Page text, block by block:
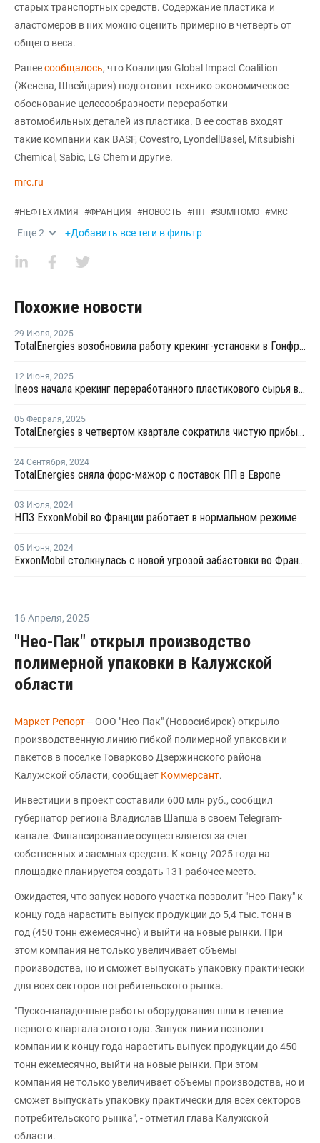
старых транспортных средств. Содержание пластика и
эластомеров в них можно оценить примерно в четверть от
общего веса.
Ранеесообщалось, что Коалиция Global Impact Coalition
(Женева, Швейцария) подготовит технико-экономическое
обоснование целесообразности переработки
автомобильных деталей из пластика. В ее состав входят
такие компании как BASF, Covestro, LyondellBasel, Mitsubishi
Chemical, Sabic, LG Chem и другие.
mrc.ru
#НЕФТЕХИМИЯ #ФРАНЦИЯ #НОВОСТЬ #ПП #SUMITOMO #MRC
Еще2 +Добавить все теги в фильтр
Похожие новости
29 Июля, 2025
TotalEnergies возобновила работу крекинг-установки в Гонфревиле
12 Июня, 2025
Ineos начала крекинг переработанного пластикового сырья во французской Лавере
05 Февраля, 2025
TotalEnergies в четвертом квартале сократила чистую прибыль на 22%
24 Сентября, 2024
TotalEnergies сняла форс-мажор с поставок ПП в Европе
03 Июля, 2024
НПЗ ExxonMobil во Франции работает в нормальном режиме
05 Июня, 2024
ExxonMobil столкнулась с новой угрозой забастовки во Франции
16 Апреля, 2025
"Нео-Пак" открыл производство
полимерной упаковки в Калужской
области
Маркет Репорт-- ООО "Нео-Пак" (Новосибирск) открыло
производственную линию гибкой полимерной упаковки и
пакетов в поселке Товарково Дзержинского района
Калужской области, сообщает Коммерсант.
Инвестиции в проект составили 600 млн руб., сообщил
губернатор региона Владислав Шапша в своем Telegram-
канале. Финансирование осуществляется за счет
собственных и заемных средств. К концу 2025 года на
площадке планируется создать 131 рабочее место.
Ожидается, что запуск нового участка позволит "Нео-Паку" к
концу года нарастить выпуск продукции до 5,4 тыс. тонн в
год (450 тонн ежемесячно) и выйти на новые рынки. При
этом компания не только увеличивает объемы
производства, но и сможет выпускать упаковку практически
для всех секторов потребительского рынка.
"Пуско-наладочные работы оборудования шли в течение
первого квартала этого года. Запуск линии позволит
компании к концу года нарастить выпуск продукции до 450
тонн ежемесячно, выйти на новые рынки. При этом
компания не только увеличивает объемы производства, но и
сможет выпускать упаковку практически для всех секторов
потребительского рынка", - отметил глава Калужской
области.